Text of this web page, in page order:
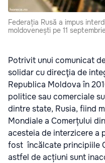
Federația Rusă a impus
moldovenești pe 11
Potrivit unui comunicat
solidar cu direcţia de
Republica Moldova în
politice sau comerciale
dintre state, Rusia, fiind
Mondiale a Comerțului
acesteia de interzicere a
fost încălcate principiile
astfel de acțiuni sunt